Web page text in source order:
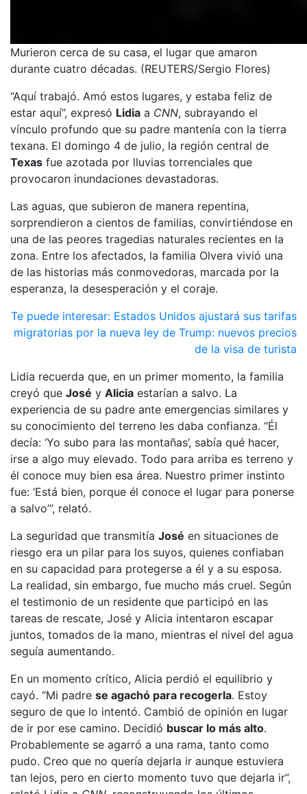
Murieron cerca de su casa, el lugar que amaron
durante cuatro décadas. (REUTERS/Sergio Flores)
“Aquí trabajó. Amó estos lugares, y estaba feliz de
estar aquí”, expresó Lidia a CNN, subrayando el
vínculo profundo que su padre mantenía con la tierra
texana. El domingo 4 de julio, la región central de
Texas fue azotada por lluvias torrenciales que
provocaron inundaciones devastadoras.
Las aguas, que subieron de manera repentina,
sorprendieron a cientos de familias, convirtiéndose en
una de las peores tragedias naturales recientes en la
zona. Entre los afectados, la familia Olvera vivió una
de las historias más conmovedoras, marcada por la
esperanza, la desesperación y el coraje.
Te puede interesar: Estados Unidos ajustará sus tarifas
migratorias por la nueva ley de Trump: nuevos precios
de la visa de turista
Lidia recuerda que, en un primer momento, la familia
creyó que José y Alicia estarían a salvo. La
experiencia de su padre ante emergencias similares y
su conocimiento del terreno les daba confianza. “Él
decía: ‘Yo subo para las montañas’, sabía qué hacer,
irse a algo muy elevado. Todo para arriba es terreno y
él conoce muy bien esa área. Nuestro primer instinto
fue: ‘Está bien, porque él conoce el lugar para ponerse
a salvo’”, relató.
La seguridad que transmitía José en situaciones de
riesgo era un pilar para los suyos, quienes confiaban
en su capacidad para protegerse a él y a su esposa.
La realidad, sin embargo, fue mucho más cruel. Según
el testimonio de un residente que participó en las
tareas de rescate, José y Alicia intentaron escapar
juntos, tomados de la mano, mientras el nivel del agua
seguía aumentando.
En un momento crítico, Alicia perdió el equilibrio y
cayó. “Mi padre se agachó para recogerla. Estoy
seguro de que lo intentó. Cambió de opinión en lugar
de ir por ese camino. Decidió buscar lo más alto.
Probablemente se agarró a una rama, tanto como
pudo. Creo que no quería dejarla ir aunque estuviera
tan lejos, pero en cierto momento tuvo que dejarla ir”,